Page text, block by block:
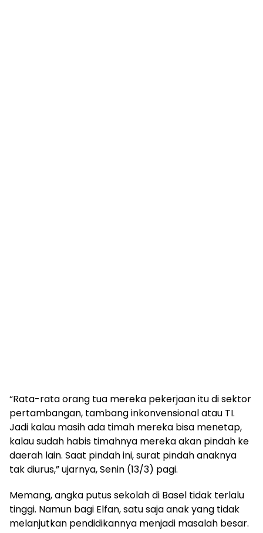
“Rata-rata orang tua mereka pekerjaan itu di sektor
pertambangan, tambang inkonvensional atau TI.
Jadi kalau masih ada timah mereka bisa menetap,
kalau sudah habis timahnya mereka akan pindah ke
daerah lain. Saat pindah ini, surat pindah anaknya
tak diurus,” ujarnya, Senin (13/3) pagi.
Memang, angka putus sekolah di Basel tidak terlalu
tinggi. Namun bagi Elfan, satu saja anak yang tidak
melanjutkan pendidikannya menjadi masalah besar.